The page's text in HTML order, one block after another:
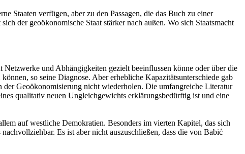
Staaten verfügen, aber zu den Passagen, die das Buch zu einer
der geoökonomische Staat stärker nach außen. Wo sich Staatsmacht
und Abhängigkeiten gezielt beeinflussen könne oder über die
so seine Diagnose. Aber erhebliche Kapazitätsunterschiede gab
Geoökonomisierung nicht wiederholen. Die umfangreiche Literatur
qualitativ neuen Ungleichgewichts erklärungsbedürftig ist und eine
auf westliche Demokratien. Besonders im vierten Kapitel, das sich
Es ist aber nicht auszuschließen, dass die von Babić